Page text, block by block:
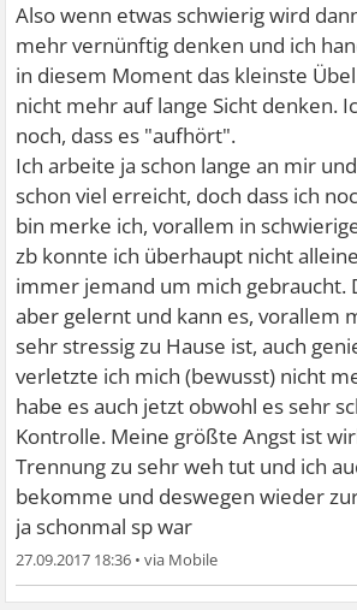
Also wenn etwas schwierig wird
mehr vernünftig denken und ich
in diesem Moment das kleinste
nicht mehr auf lange Sicht denken.
noch, dass es "aufhört".
Ich arbeite ja schon lange an mir
schon viel erreicht, doch dass ich
bin merke ich, vorallem in
zb konnte ich überhaupt nicht
immer jemand um mich gebraucht.
aber gelernt und kann es, vorallem
sehr stressig zu Hause ist, auch
verletzte ich mich (bewusst) nicht
habe es auch jetzt obwohl es sehr
Kontrolle. Meine größte Angst ist
Trennung zu sehr weh tut und ich
bekomme und deswegen wieder
ja schonmal sp war
27.09.2017 18:36 •